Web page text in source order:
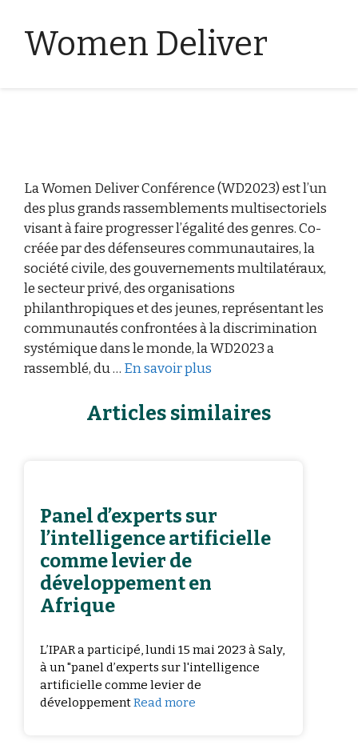
Women Deliver
La Women Deliver Conférence (WD2023) est l’un
des plus grands rassemblements multisectoriels
visant à faire progresser l’égalité des genres. Co-
créée par des défenseures communautaires, la
société civile, des gouvernements multilatéraux,
le secteur privé, des organisations
philanthropiques et des jeunes, représentant les
communautés confrontées à la discrimination
systémique dans le monde, la WD2023 a
rassemblé, du … En savoir plus
Articles similaires
Panel d’experts sur
l’intelligence artificielle
comme levier de
développement en
Afrique
L’IPAR a participé, lundi 15 mai 2023 à Saly,
à un "panel d’experts sur l'intelligence
artificielle comme levier de
développementRead more